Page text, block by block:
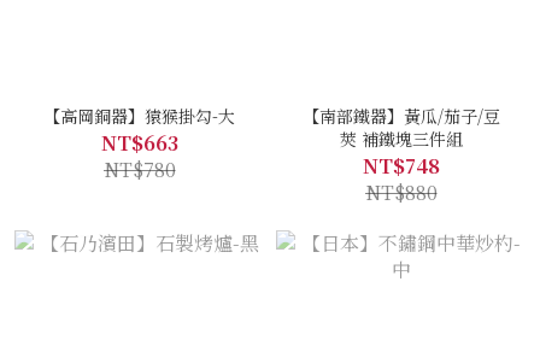
【高岡銅器】猿猴掛勾-大
NT$663
NT$780
【南部鐵器】黃瓜/茄子/豆
莢 補鐵塊三件組
NT$748
NT$880